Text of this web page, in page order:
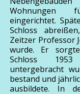
Wohnungen
eingerichtet.
Schloss
Zeitzer Professor
wurde. Er
Schloss
untergebracht
bestand und
ausbildete. In